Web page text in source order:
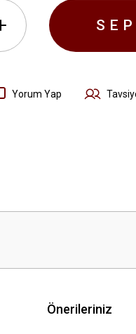
Yorum Yap
Önerileriniz